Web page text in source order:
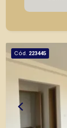
locação,
Cód. 223445